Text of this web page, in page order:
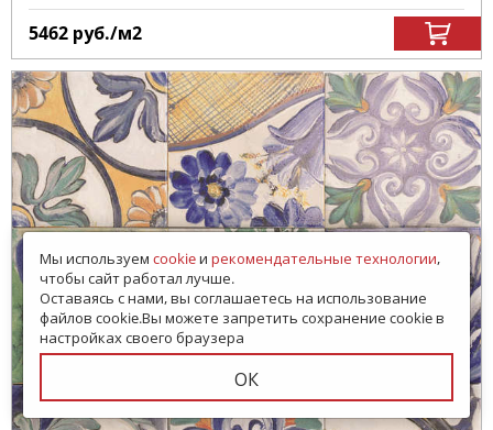
5462 руб./м2
Мы используем cookieи рекомендательные технологии,
чтобы сайт работал лучше.
Оставаясь с нами, вы соглашаетесь на использование
файлов cookie.Вы можете запретить сохранение cookie в
настройках своего браузера
ОК